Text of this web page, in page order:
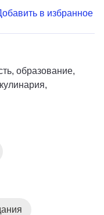
в избранное
образование,